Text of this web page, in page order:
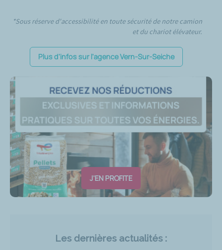
*Sous réserve d'accessibilité en toute sécurité de notre camion
et du chariot élévateur.
Plus d'infos sur l'agence Vern-Sur-Seiche
J'EN PROFITE
Les dernières actualités :